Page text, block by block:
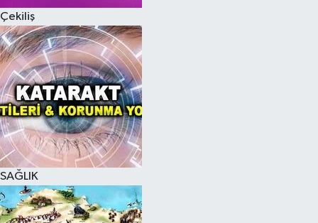
Çekiliş
SAĞLIK